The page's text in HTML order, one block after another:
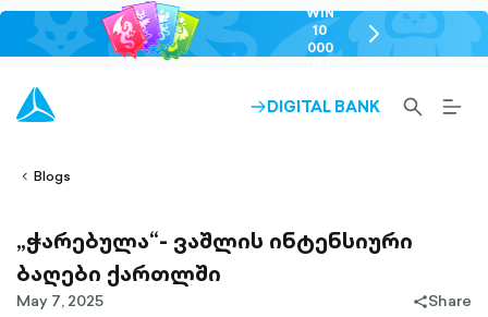
WIN
10
000
chevron-
right-
ARROW-
DIGITAL BANK
SEARCH-
OUTLINED
Blogs
„ჭარებულა“- ვაშლის ინტენსიური
ბაღები ქართლში
May 7, 2025
share-
Share